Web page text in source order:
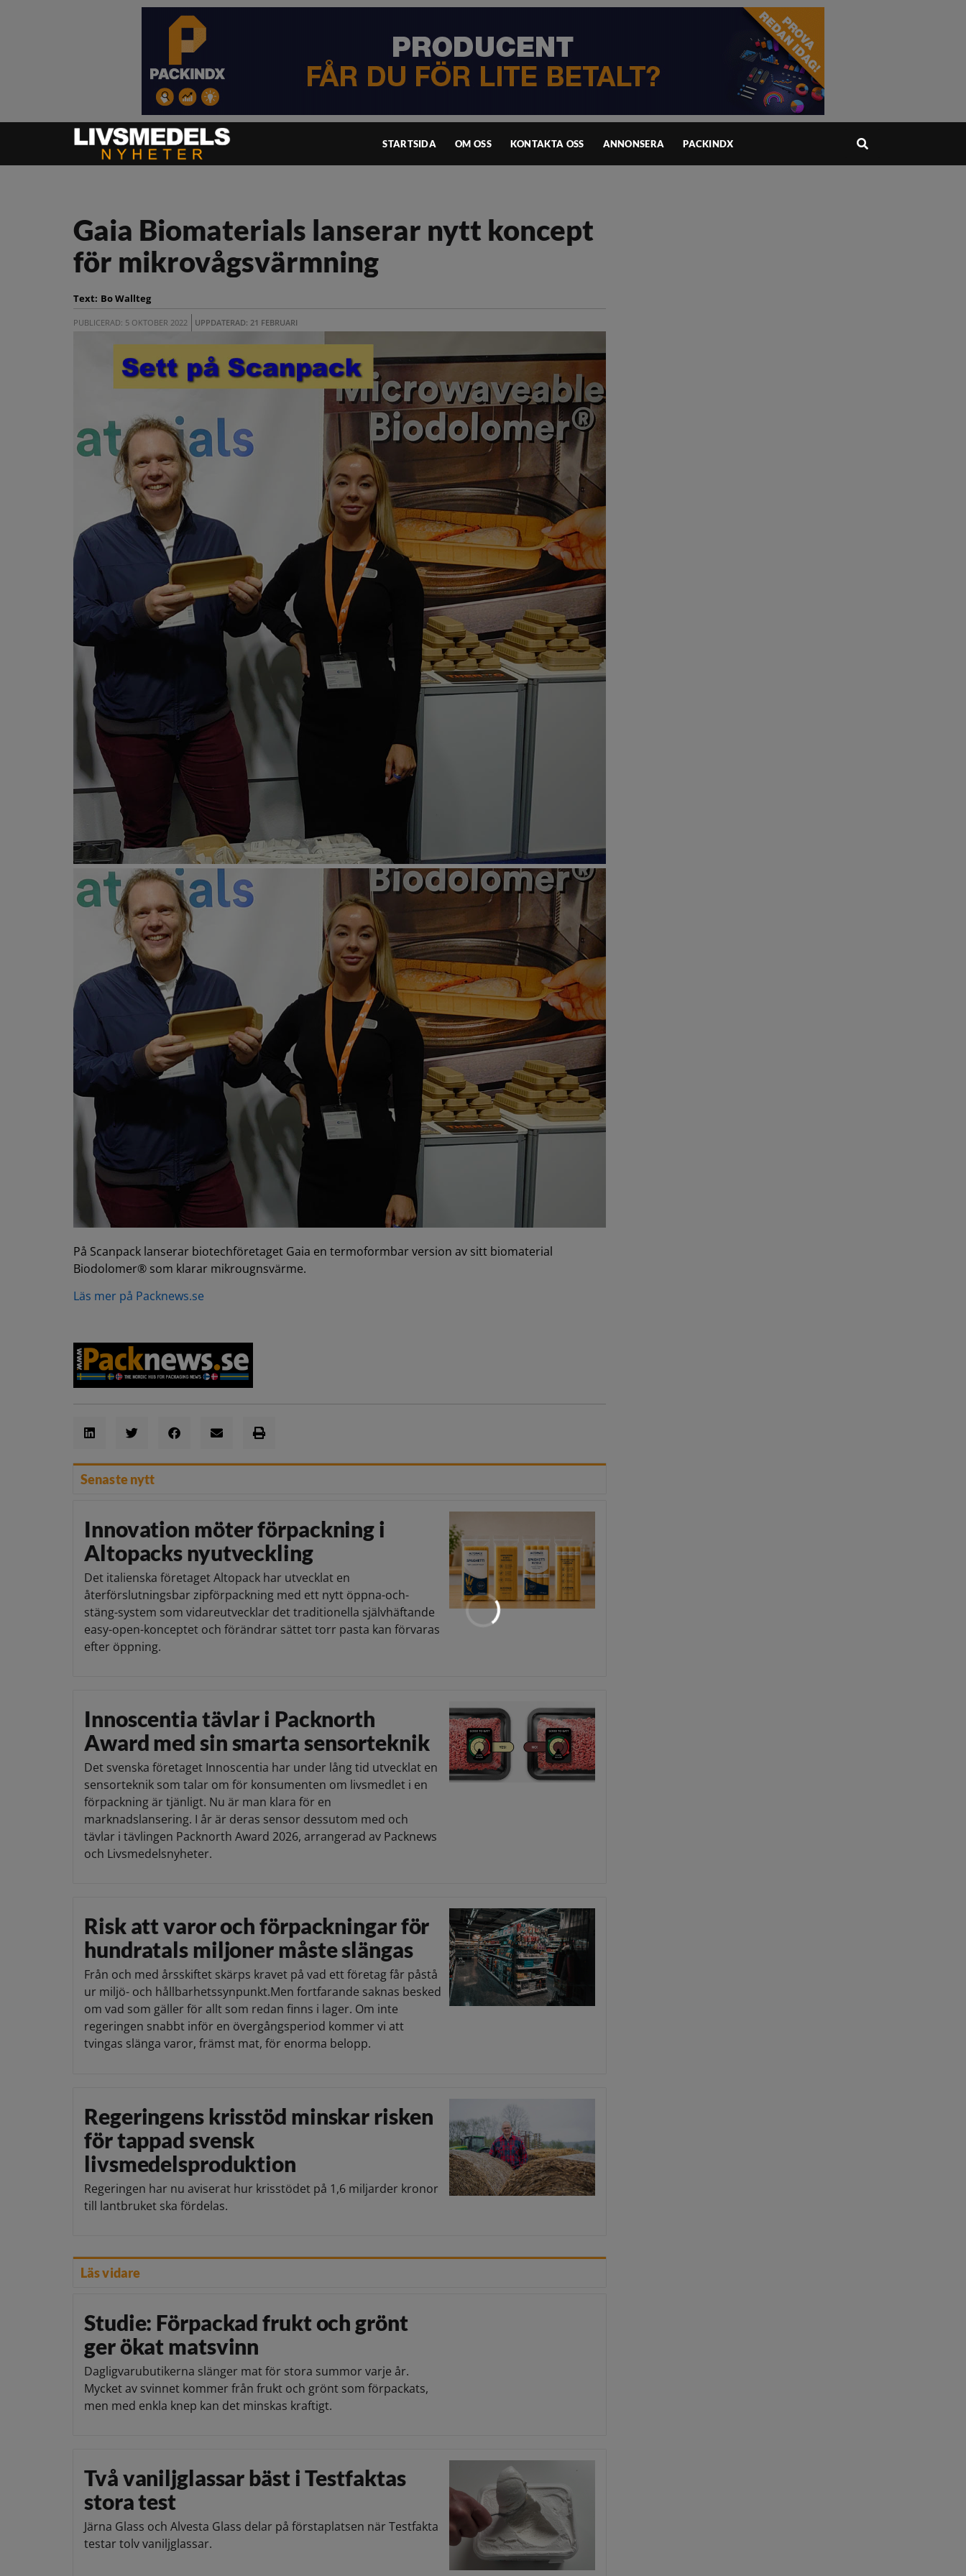
STARTSIDA OM OSS KONTAKTA OSS ANNONSERA PACKINDX
Gaia Biomaterials lanserar nytt koncept
för mikrovågsvärmning
Text: Bo Wallteg
PUBLICERAD: 5 OKTOBER 2022 UPPDATERAD: 21 FEBRUARI
På Scanpack lanserar biotechföretaget Gaia en termoformbar version av sitt biomaterial
Biodolomer® som klarar mikrougnsvärme.
Läs mer på Packnews.se
Senaste nytt
Innovation möter förpackning i
Altopacks nyutveckling
Det italienska företaget Altopack har utvecklat en
återförslutningsbar zipförpackning med ett nytt öppna-och-
stäng-system som vidareutvecklar det traditionella självhäftande
easy-open-konceptet och förändrar sättet torr pasta kan förvaras
efter öppning.
Innoscentia tävlar i Packnorth
Award med sin smarta sensorteknik
Det svenska företaget Innoscentia har under lång tid utvecklat en
sensorteknik som talar om för konsumenten om livsmedlet i en
förpackning är tjänligt. Nu är man klara för en
marknadslansering. I år är deras sensor dessutom med och
tävlar i tävlingen Packnorth Award 2026, arrangerad av Packnews
och Livsmedelsnyheter.
Risk att varor och förpackningar för
hundratals miljoner måste slängas
Från och med årsskiftet skärps kravet på vad ett företag får påstå
ur miljö- och hållbarhetssynpunkt.Men fortfarande saknas besked
om vad som gäller för allt som redan finns i lager. Om inte
regeringen snabbt inför en övergångsperiod kommer vi att
tvingas slänga varor, främst mat, för enorma belopp.
Regeringens krisstöd minskar risken
för tappad svensk
livsmedelsproduktion
Regeringen har nu aviserat hur krisstödet på 1,6 miljarder kronor
till lantbruket ska fördelas.
Läs vidare
Studie: Förpackad frukt och grönt
ger ökat matsvinn
Dagligvarubutikerna slänger mat för stora summor varje år.
Mycket av svinnet kommer från frukt och grönt som förpackats,
men med enkla knep kan det minskas kraftigt.
Två vaniljglassar bäst i Testfaktas
stora test
Järna Glass och Alvesta Glass delar på förstaplatsen när Testfakta
testar tolv vaniljglassar.